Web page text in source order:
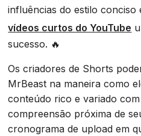
influências do estilo
vídeos curtos do YouTube
sucesso. 🔥
Os criadores de Shorts
MrBeast na maneira como
conteúdo rico e variado
compreensão próxima de
cronograma de upload em